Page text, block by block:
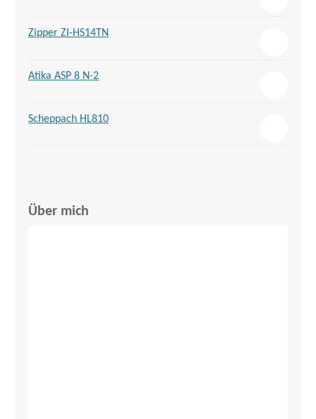
Zipper ZI-HS14TN
Atika ASP 8 N-2
Scheppach HL810
Über mich